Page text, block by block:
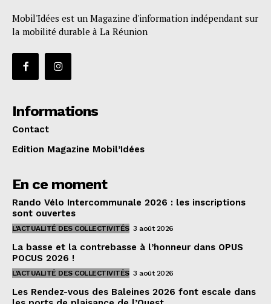
Mobil'Idées est un Magazine d'information indépendant sur
la mobilité durable à La Réunion
Informations
Contact
Edition Magazine Mobil’Idées
En ce moment
Rando Vélo Intercommunale 2026 : les inscriptions
sont ouvertes
L'ACTUALITÉ DES COLLECTIVITÉS 3 août 2026
La basse et la contrebasse à l’honneur dans OPUS
POCUS 2026 !
L'ACTUALITÉ DES COLLECTIVITÉS 3 août 2026
Les Rendez-vous des Baleines 2026 font escale dans